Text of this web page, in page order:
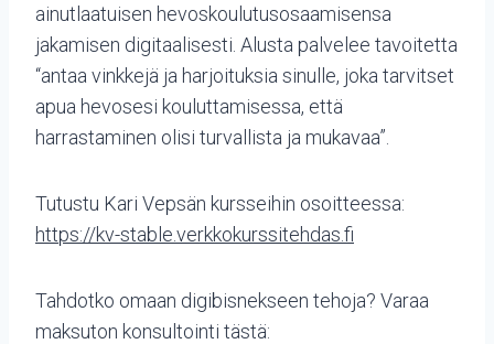
ainutlaatuisen hevoskoulutusosaamisensa
jakamisen digitaalisesti. Alusta palvelee tavoitetta
“antaa vinkkejä ja harjoituksia sinulle, joka tarvitset
apua hevosesi kouluttamisessa, että
harrastaminen olisi turvallista ja mukavaa”.
Tutustu Kari Vepsän kursseihin osoitteessa:
https://kv-stable.verkkokurssitehdas.fi
Tahdotko omaan digibisnekseen tehoja? Varaa
maksuton konsultointi tästä: